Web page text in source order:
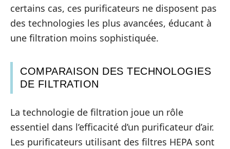
certains cas, ces purificateurs ne disposent pas
des technologies les plus avancées, éducant à
une filtration moins sophistiquée.
COMPARAISON DES TECHNOLOGIES
DE FILTRATION
La technologie de filtration joue un rôle
essentiel dans l’efficacité d’un purificateur d’air.
Les purificateurs utilisant des filtres HEPA sont